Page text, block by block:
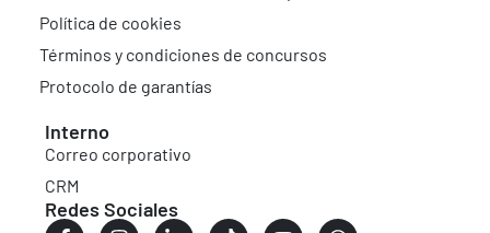
Política de cookies
Términos y condiciones de concursos
Protocolo de garantías
Interno
Correo corporativo
CRM
Redes Sociales